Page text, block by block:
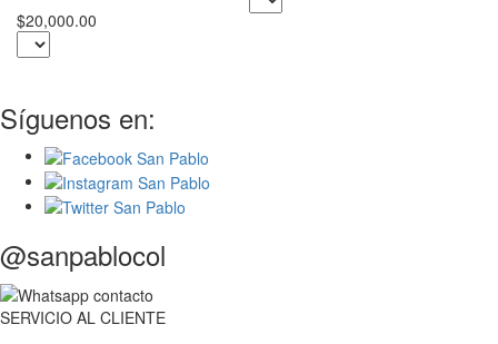
$20,000.00
Síguenos en:
@sanpablocol
SERVICIO AL CLIENTE